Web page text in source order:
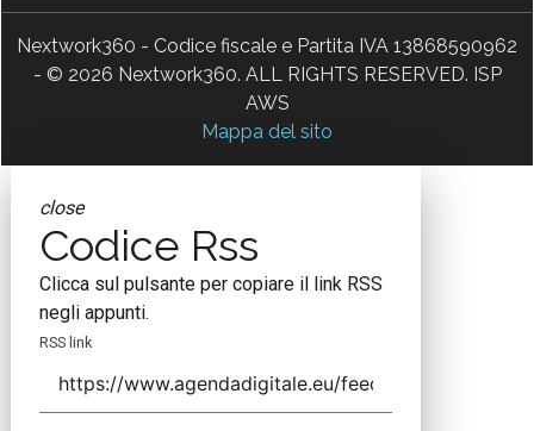
Nextwork360 - Codice fiscale e Partita IVA 13868590962
- © 2026 Nextwork360. ALL RIGHTS RESERVED. ISP
AWS
Mappa del sito
close
Codice Rss
Clicca sul pulsante per copiare il link RSS
negli appunti.
RSS link